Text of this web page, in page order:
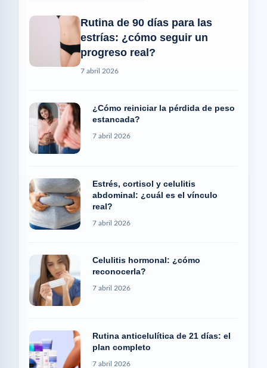
Rutina de 90 días para las
estrías: ¿cómo seguir un
progreso real?
7 abril 2026
¿Cómo reiniciar la pérdida de peso
estancada?
7 abril 2026
Estrés, cortisol y celulitis
abdominal: ¿cuál es el vínculo
real?
7 abril 2026
Celulitis hormonal: ¿cómo
reconocerla?
7 abril 2026
Rutina anticelulítica de 21 días: el
plan completo
7 abril 2026